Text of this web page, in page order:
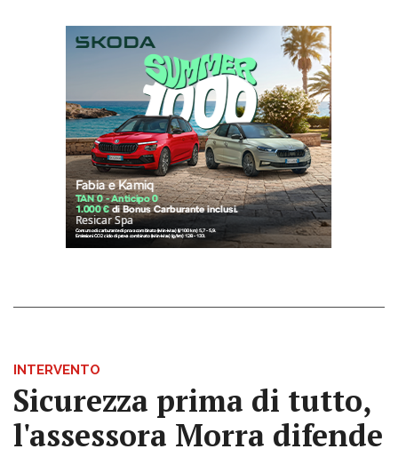
INTERVENTO
Sicurezza prima di tutto,
l'assessora Morra difende